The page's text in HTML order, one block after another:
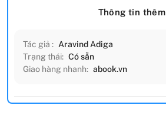
Thông tin thêm
Tác giả : Aravind Adiga
Trạng thái: Có sẵn
Giao hàng nhanh: abook.vn